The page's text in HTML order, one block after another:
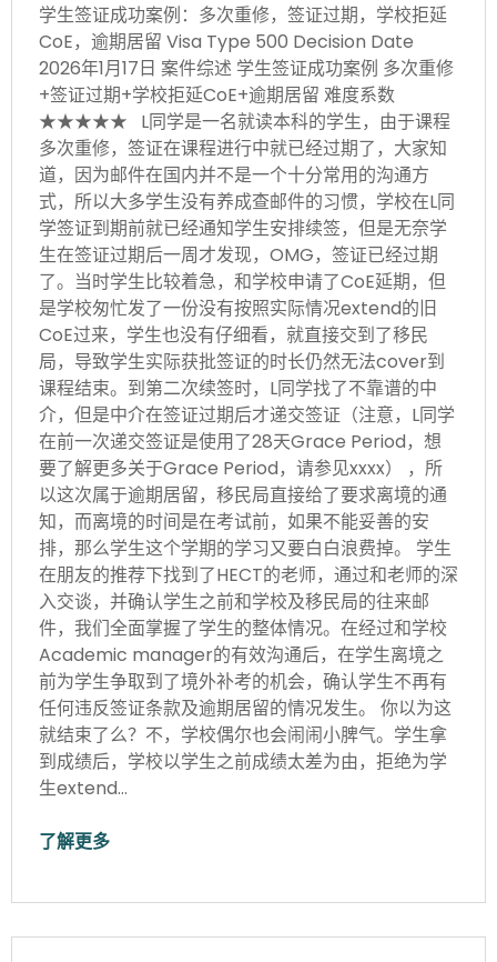
学生签证成功案例：多次重修，签证过期，学校拒延
CoE，逾期居留 Visa Type 500 Decision Date
2026年1月17日 案件综述 学生签证成功案例 多次重修
+签证过期+学校拒延CoE+逾期居留 难度系数
★★★★★ L同学是一名就读本科的学生，由于课程
多次重修，签证在课程进行中就已经过期了，大家知
道，因为邮件在国内并不是一个十分常用的沟通方
式，所以大多学生没有养成查邮件的习惯，学校在L同
学签证到期前就已经通知学生安排续签，但是无奈学
生在签证过期后一周才发现，OMG，签证已经过期
了。当时学生比较着急，和学校申请了CoE延期，但
是学校匆忙发了一份没有按照实际情况extend的旧
CoE过来，学生也没有仔细看，就直接交到了移民
局，导致学生实际获批签证的时长仍然无法cover到
课程结束。到第二次续签时，L同学找了不靠谱的中
介，但是中介在签证过期后才递交签证（注意，L同学
在前一次递交签证是使用了28天Grace Period，想
要了解更多关于Grace Period，请参见xxxx） ，所
以这次属于逾期居留，移民局直接给了要求离境的通
知，而离境的时间是在考试前，如果不能妥善的安
排，那么学生这个学期的学习又要白白浪费掉。 学生
在朋友的推荐下找到了HECT的老师，通过和老师的深
入交谈，并确认学生之前和学校及移民局的往来邮
件，我们全面掌握了学生的整体情况。在经过和学校
Academic manager的有效沟通后，在学生离境之
前为学生争取到了境外补考的机会，确认学生不再有
任何违反签证条款及逾期居留的情况发生。 你以为这
就结束了么？不，学校偶尔也会闹闹小脾气。学生拿
到成绩后，学校以学生之前成绩太差为由，拒绝为学
生extend…
了解更多